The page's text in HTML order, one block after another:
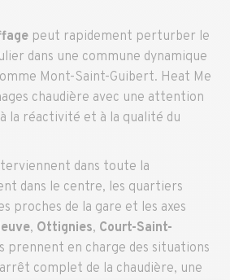
peut rapidement perturber le
dans une commune dynamique
Mont-Saint-Guibert. Heat Me
chaudière avec une attention
la réactivité et à la qualité du
dans toute la
dans le centre, les quartiers
proches de la gare et les axes
, Ottignies, Court-Saint-
prennent en charge des situations
complet de la chaudière, une